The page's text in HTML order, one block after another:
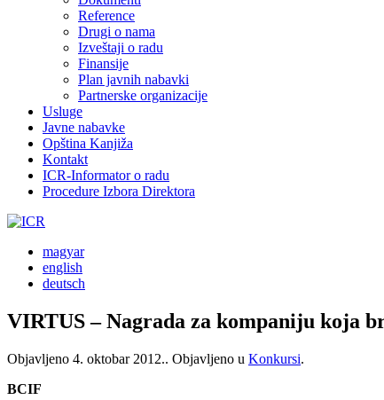
Reference
Drugi o nama
Izveštaji o radu
Finansije
Plan javnih nabavki
Partnerske organizacije
Usluge
Javne nabavke
Opština Kanjiža
Kontakt
ICR-Informator o radu
Procedure Izbora Direktora
magyar
english
deutsch
VIRTUS – Nagrada za kompaniju koja
Objavljeno 4. oktobar 2012.. Objavljeno u Konkursi.
BCIF